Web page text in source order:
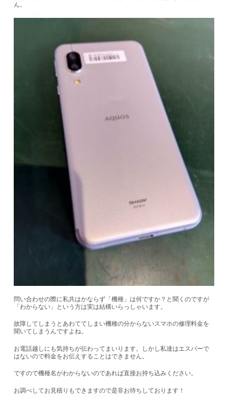
ん。
問い合わせの際に私共はかならず「機種」は何ですか？と聞くのですが
「わからない」という方は実は結構いらっしゃいます。
故障してしまうとあわててしまい機種の分からないスマホの修理料金を
聞いてしまうんですよね。
お電話越しにも気持ちが伝わってまいります。しかし私達はエスパーで
はないので料金をお伝えすることはできません。
ですので機種名がわからないのであれば直接お持ち込みください。
お調べしてお見積りもできますので是非お待ちしております！